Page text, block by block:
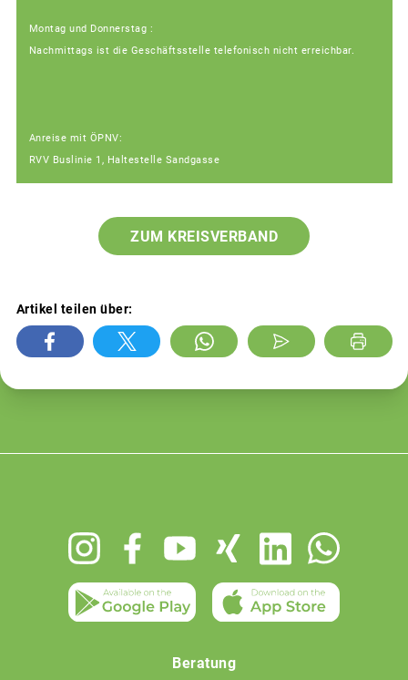
Montag und Donnerstag :
Nachmittags ist die Geschäftsstelle telefonisch nicht erreichbar.
Anreise mit ÖPNV:
RVV Buslinie 1, Haltestelle Sandgasse
ZUM KREISVERBAND
Artikel teilen über:
Beratung